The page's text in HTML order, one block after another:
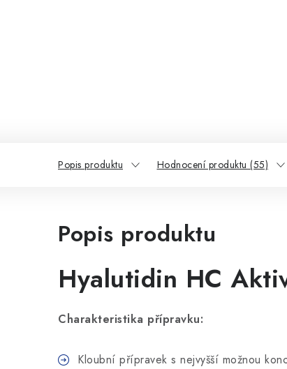
Popis produktu Hodnocení produktu (55)
Popis produktu
Hyalutidin HC
Charakteristika přípravku:
Kloubní přípravek s nejvyšší možnou